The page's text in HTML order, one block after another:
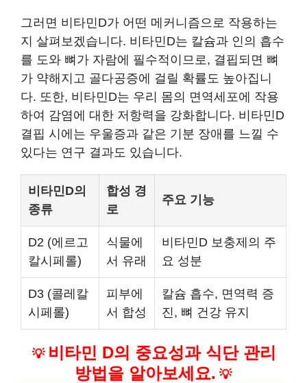
그러면 비타민D가 어떤 메커니즘으로 작용하는
지 살펴보겠습니다. 비타민D는 칼슘과 인의 흡수
를 도와 뼈가 자람에 필수적이므로, 결핍되면 뼈
가 약해지고 골다공증에 걸릴 확률도 높아집니
다. 또한, 비타민D는 우리 몸의 면역세포에 작용
하여 감염에 대한 저항력을 강화합니다. 비타민D
결핍 시에는 우울증과 같은 기분 장애를 느낄 수
있다는 연구 결과도 있습니다.
비타민D의
종류
합성 경
로
주요 기능
D2 (에르고
칼시페롤)
식물에
서 유래
비타민D 보충제의 주
요 성분
D3 (콜레칼
시페롤)
피부에
서 합성
칼슘 흡수, 면역력 증
진, 뼈 건강 유지
💡 비타민 D의 중요성과 식단 관리
방법을 알아보세요. 💡